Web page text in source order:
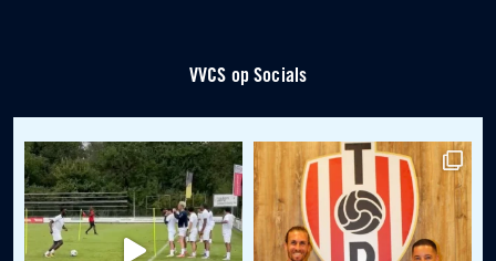
VVCS op Socials